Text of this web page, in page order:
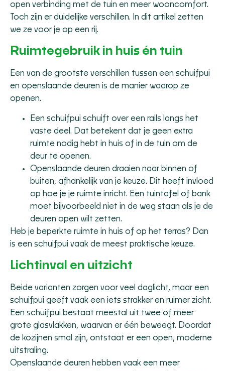
open verbinding met de tuin en meer wooncomfort.
Toch zijn er duidelijke verschillen. In dit artikel zetten
we ze voor je op een rij.
Ruimtegebruik in huis én tuin
Een van de grootste verschillen tussen een schuifpui
en openslaande deuren is de manier waarop ze
openen.
Een schuifpui schuift over een rails langs het
vaste deel. Dat betekent dat je geen extra
ruimte nodig hebt in huis of in de tuin om de
deur te openen.
Openslaande deuren draaien naar binnen of
buiten, afhankelijk van je keuze. Dit heeft invloed
op hoe je je ruimte inricht. Een tuintafel of bank
moet bijvoorbeeld niet in de weg staan als je de
deuren open wilt zetten.
Heb je beperkte ruimte in huis of op het terras? Dan
is een schuifpui vaak de meest praktische keuze.
Lichtinval en uitzicht
Beide varianten zorgen voor veel daglicht, maar een
schuifpui geeft vaak een iets strakker en ruimer zicht.
Een schuifpui bestaat meestal uit twee of meer
grote glasvlakken, waarvan er één beweegt. Doordat
de kozijnen smal zijn, ontstaat er een open, moderne
uitstraling.
Openslaande deuren hebben vaak een meer